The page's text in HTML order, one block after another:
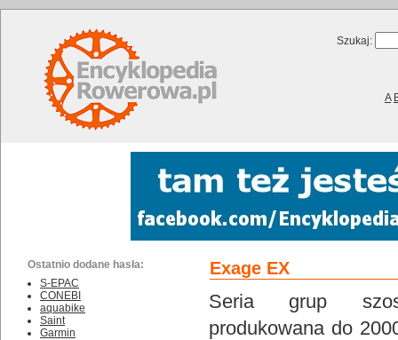
Szukaj:
A
Ostatnio dodane hasła:
S-EPAC
CONEBI
aquabike
Saint
Garmin
Exage EX
Seria grup
produkowana do